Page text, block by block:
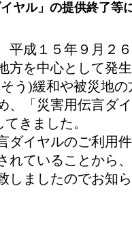
イヤル」の提供終了等
平成１５年９月２
方を中心として発
う)緩和や被災地
、「災害用伝言ダ
きました。
ダイヤルのご利用
れていることから
しましたのでお知